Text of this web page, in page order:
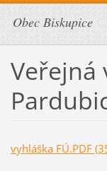
Obec Biskupice
Veřejná
vyhláška FÚ.PDF